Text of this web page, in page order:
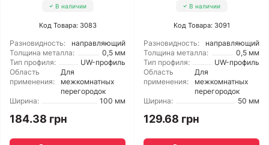
В наличии
Код Товара: 3083
Разновидность:
направляющий
Толщина металла:
0,5 мм
Тип профиля:
UW-профиль
Область
применения:
Для
межкомнатных
перегородок
Ширина:
100 мм
184.38 грн
В наличии
Код Товара: 3091
Разновидность:
направляющий
Толщина металла:
0,5 мм
Тип профиля:
UW-профиль
Область
применения:
Для
межкомнатных
перегородок
Ширина:
50 мм
129.68 грн